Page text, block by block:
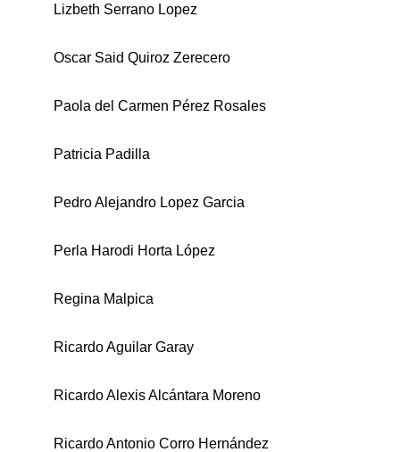
Lizbeth Serrano Lopez
Oscar Said Quiroz Zerecero
Paola del Carmen Pérez Rosales
Patricia Padilla
Pedro Alejandro Lopez Garcia
Perla Harodi Horta López
Regina Malpica
Ricardo Aguilar Garay
Ricardo Alexis Alcántara Moreno
Ricardo Antonio Corro Hernández